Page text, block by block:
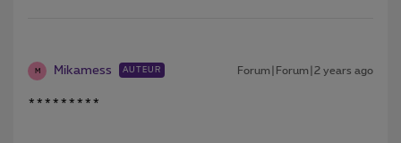
M Mikamess AUTEUR Forum|Forum|2 years ago
*********